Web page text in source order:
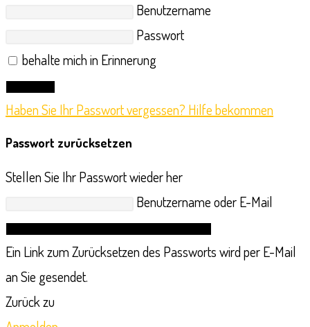
Benutzername
Passwort
behalte mich in Erinnerung
Haben Sie Ihr Passwort vergessen? Hilfe bekommen
Passwort zurücksetzen
Stellen Sie Ihr Passwort wieder her
Benutzername oder E-Mail
Ein Link zum Zurücksetzen des Passworts wird per E-Mail
an Sie gesendet.
Zurück zu